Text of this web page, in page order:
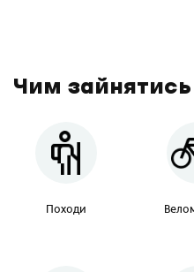
Чим зайнятись
Походи